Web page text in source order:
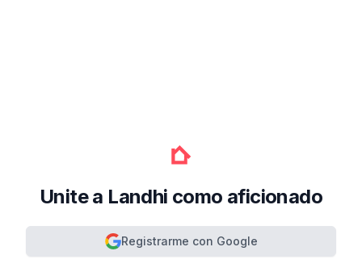
Unite a Landhi como aficionado
Registrarme con Google